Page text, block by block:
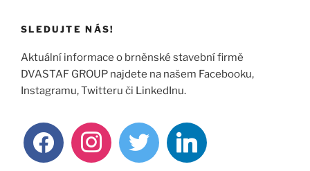
SLEDUJTE NÁS!
Aktuální informace o brněnské stavební firmě
DVASTAF GROUP najdete na našem Facebooku,
Instagramu, Twitteru či LinkedInu.
facebook instagram twitter linkedin